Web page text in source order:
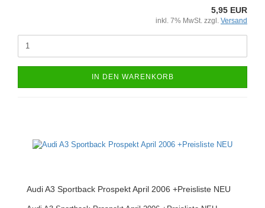
5,95 EUR
inkl. 7% MwSt. zzgl. Versand
IN DEN WARENKORB
Audi A3 Sportback Prospekt April 2006 +Preisliste NEU